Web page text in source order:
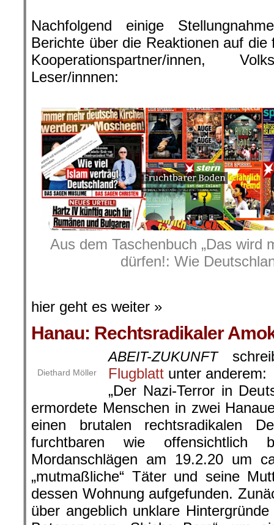
Nachfolgend einige
Berichte über die Reaktionen auf
Kooperationspartner/innen,
Leser/innnen:
Aus dem Taschenbuch „Das wird
dürfen!: Wie
hier geht es weiter »
Hanau: Rechtsradikaler
Diethard Möller
ABEIT-ZUKUNFT
Flugblatt unter anderem:
„Der Nazi-Terror in
ermordete Menschen in zwei
einen brutalen rechtsradikalen
furchtbaren wie offensichtlich
Mordanschlägen am 19.2.20 um
„mutmaßliche“ Täter und seine
dessen Wohnung aufgefunden.
über angeblich unklare